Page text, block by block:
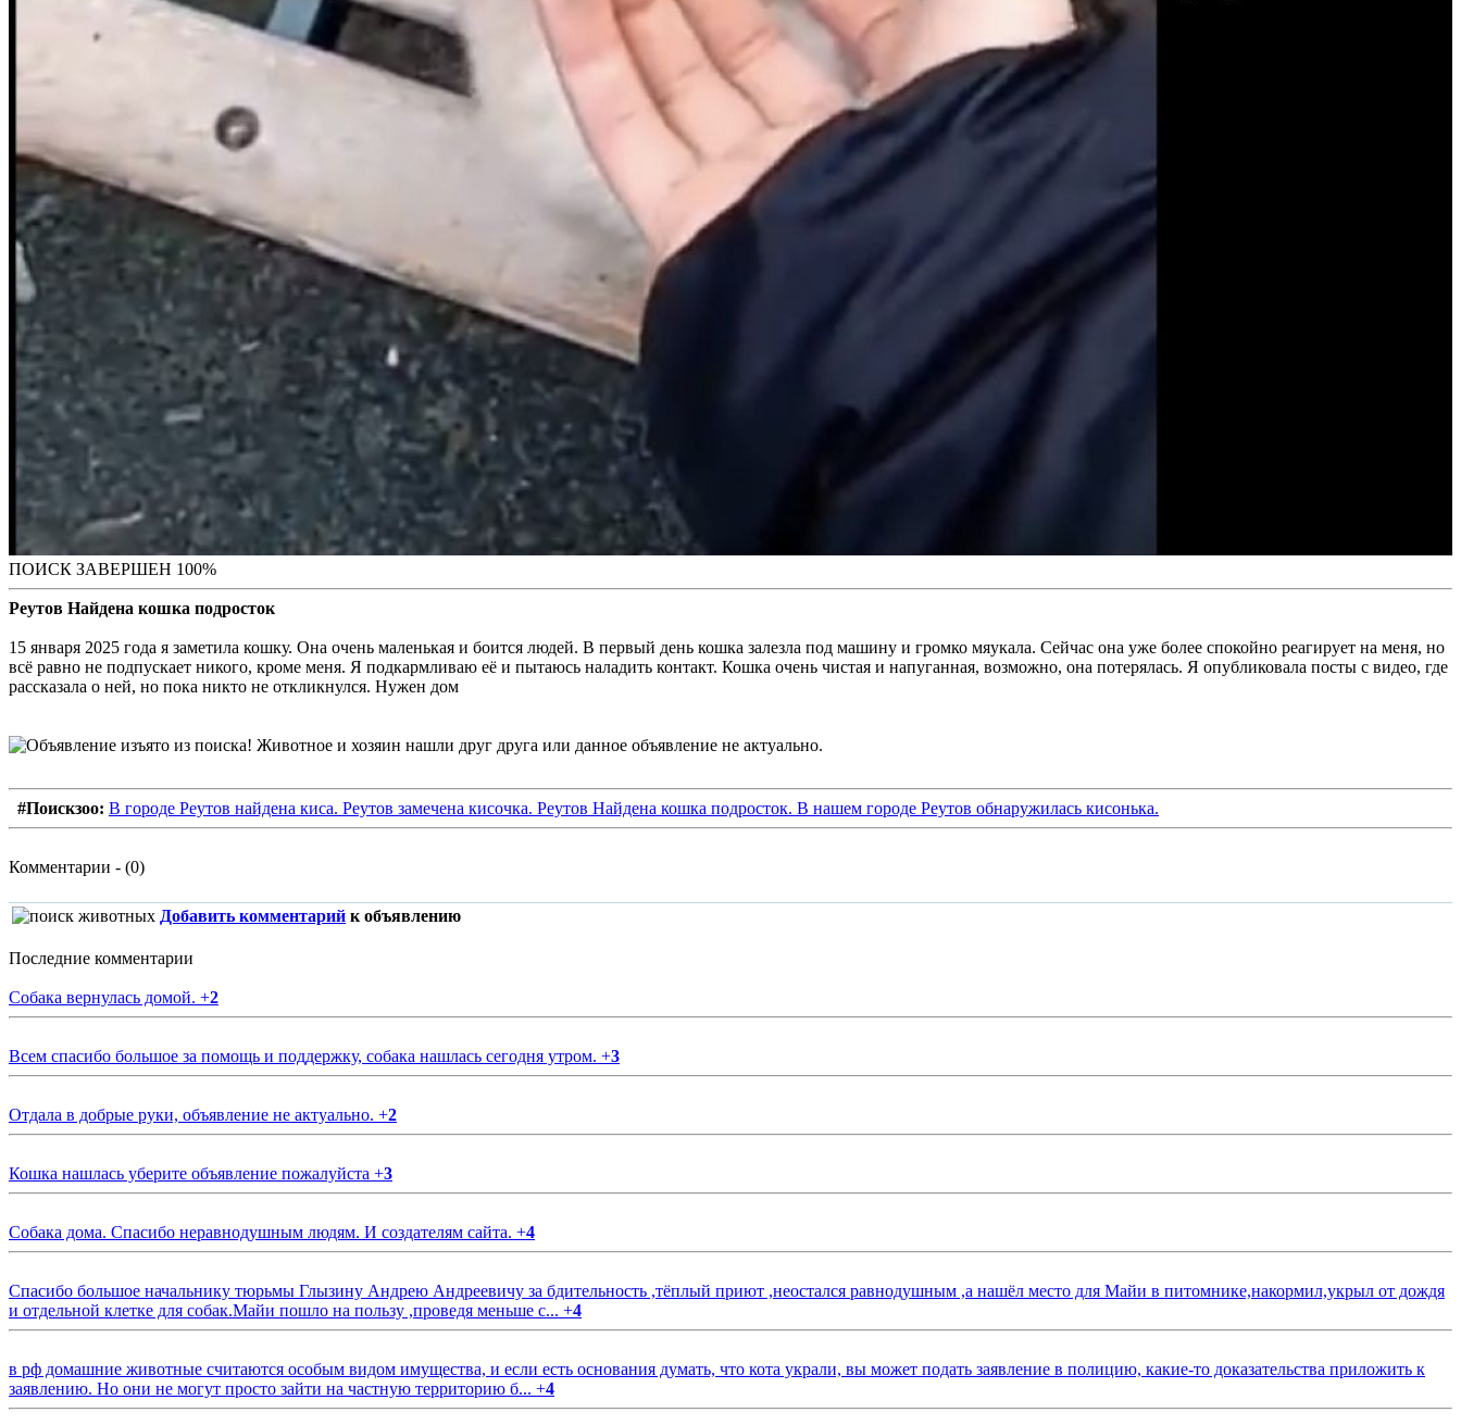
ПОИСК ЗАВЕРШЕН 100%
Реутов Найдена кошка подросток
15 января 2025 года я заметила кошку. Она очень маленькая и боится людей. В первый день кошка залезла под машину и громко мяукала. Сейчас она уже более спокойно реагирует на меня, но
всё равно не подпускает никого, кроме меня. Я подкармливаю её и пытаюсь наладить контакт. Кошка очень чистая и напуганная, возможно, она потерялась. Я опубликовала посты с видео, где
рассказала о ней, но пока никто не откликнулся. Нужен дом
#Поискзоо: В городе Реутов найдена киса. Реутов замечена кисочка. Реутов Найдена кошка подросток. В нашем городе Реутов обнаружилась кисонька.
Комментарии - (0)
Добавить комментарий к объявлению
Последние комментарии
Собака вернулась домой. +2
Всем спасибо большое за помощь и поддержку, собака нашлась сегодня утром. +3
Отдала в добрые руки, объявление не актуально. +2
Кошка нашлась уберите объявление пожалуйста +3
Собака дома. Спасибо неравнодушным людям. И создателям сайта. +4
Спасибо большое начальнику тюрьмы Глызину Андрею Андреевичу за бдительность ,тёплый приют ,неостался равнодушным ,а нашёл место для Майи в питомнике,накормил,укрыл от дождя
и отдельной клетке для собак.Майи пошло на пользу ,проведя меньше с... +4
в рф домашние животные считаются особым видом имущества, и если есть основания думать, что кота украли, вы может подать заявление в полицию, какие-то доказательства приложить к
заявлению. Но они не могут просто зайти на частную территорию б... +4